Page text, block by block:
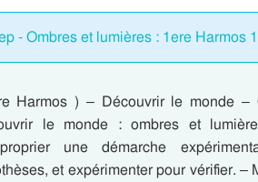
- Ombres et lumières : 1ere Harmos
Harmos ) – Découvrir le monde –
le monde : ombres et
une démarche
et expérimenter pour vérifier. –